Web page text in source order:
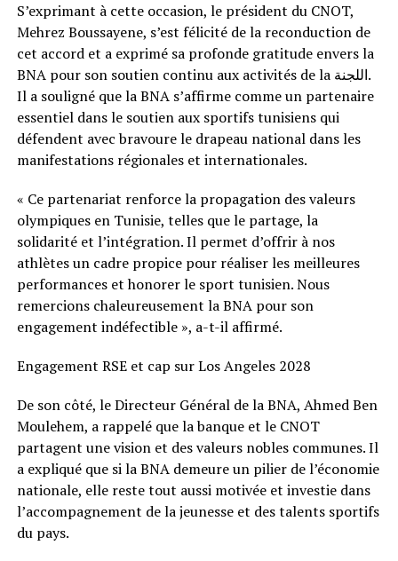
S’exprimant à cette occasion, le président du CNOT,
Mehrez Boussayene, s’est félicité de la reconduction de
cet accord et a exprimé sa profonde gratitude envers la
BNA pour son soutien continu aux activités de la اللجنة.
Il a souligné que la BNA s’affirme comme un partenaire
essentiel dans le soutien aux sportifs tunisiens qui
défendent avec bravoure le drapeau national dans les
manifestations régionales et internationales.
« Ce partenariat renforce la propagation des valeurs
olympiques en Tunisie, telles que le partage, la
solidarité et l’intégration. Il permet d’offrir à nos
athlètes un cadre propice pour réaliser les meilleures
performances et honorer le sport tunisien. Nous
remercions chaleureusement la BNA pour son
engagement indéfectible », a-t-il affirmé.
Engagement RSE et cap sur Los Angeles 2028
De son côté, le Directeur Général de la BNA, Ahmed Ben
Moulehem, a rappelé que la banque et le CNOT
partagent une vision et des valeurs nobles communes. Il
a expliqué que si la BNA demeure un pilier de l’économie
nationale, elle reste tout aussi motivée et investie dans
l’accompagnement de la jeunesse et des talents sportifs
du pays.